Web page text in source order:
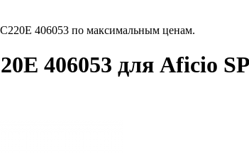
406053 по максимальным ценам.
406053 для Aficio